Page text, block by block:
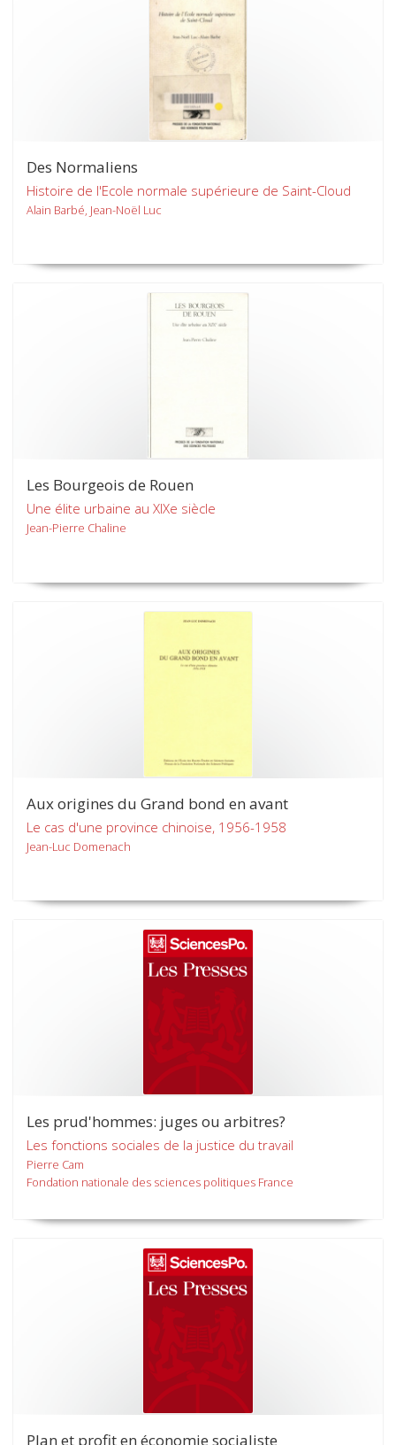
Des Normaliens
Histoire de l'Ecole normale supérieure de Saint-Cloud
Alain Barbé, Jean-Noël Luc
Les Bourgeois de Rouen
Une élite urbaine au XIXe siècle
Jean-Pierre Chaline
Aux origines du Grand bond en avant
Le cas d'une province chinoise, 1956-1958
Jean-Luc Domenach
Les prud'hommes: juges ou arbitres?
Les fonctions sociales de la justice du travail
Pierre Cam
Fondation nationale des sciences politiques France
Plan et profit en économie socialiste